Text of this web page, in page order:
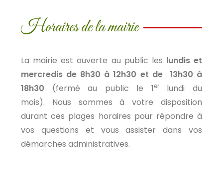
Horaires de la mairie
La mairie est ouverte au public les lundis et
mercredis de 8h30 à 12h30 et de 13h30 à
18h30 (fermé au public le 1erlundi du
mois). Nous sommes à votre disposition
durant ces plages horaires pour répondre à
vos questions et vous assister dans vos
démarches administratives.